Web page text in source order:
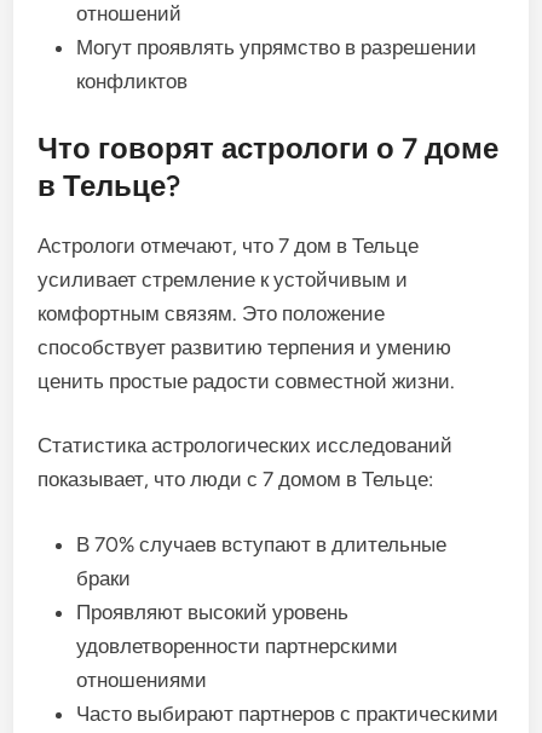
отношений
Могут проявлять упрямство в разрешении
конфликтов
Что говорят астрологи о 7 доме
в Тельце?
Астрологи отмечают, что 7 дом в Тельце
усиливает стремление к устойчивым и
комфортным связям. Это положение
способствует развитию терпения и умению
ценить простые радости совместной жизни.
Статистика астрологических исследований
показывает, что люди с 7 домом в Тельце:
В 70% случаев вступают в длительные
браки
Проявляют высокий уровень
удовлетворенности партнерскими
отношениями
Часто выбирают партнеров с практическими